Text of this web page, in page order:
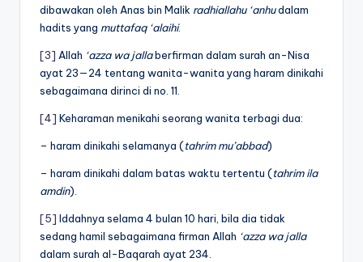
dibawakan oleh Anas bin Malik radhiallahu ‘anhudalam
hadits yang muttafaq ‘alaihi.
[3] Allah ‘azza wa jallaberfirman dalam surah an-Nisa
ayat 23—24 tentang wanita-wanita yang haram dinikahi
sebagaimana dirinci di no. 11.
[4] Keharaman menikahi seorang wanita terbagi dua:
– haram dinikahi selamanya (tahrim mu’abbad)
– haram dinikahi dalam batas waktu tertentu (tahrim ila
amdin).
[5] Iddahnya selama 4 bulan 10 hari, bila dia tidak
sedang hamil sebagaimana firman Allah ‘azza wa jalla
dalam surah al-Baqarah ayat 234.